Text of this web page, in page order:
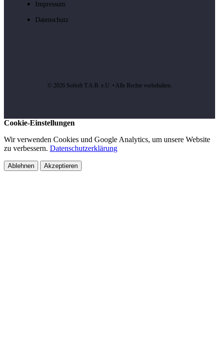
Impressum
Datenschutz
© 2026 Softoft T.A.B. e.U. • Alle Rechte vorbehalten.
Cookie-Einstellungen
Wir verwenden Cookies und Google Analytics, um unsere Website
zu verbessern. Datenschutzerklärung
Ablehnen Akzeptieren